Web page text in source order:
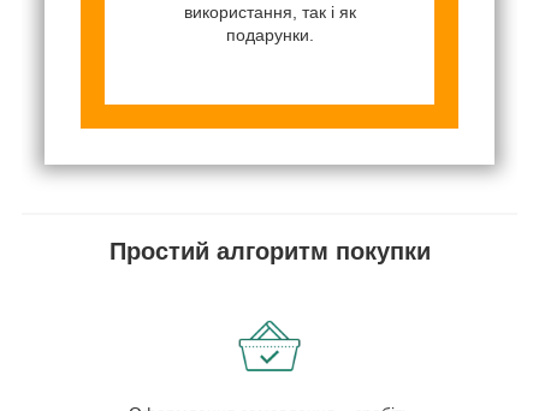
використання, так і як
подарунки.
Простий алгоритм покупки